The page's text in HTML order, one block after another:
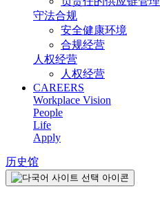
守法合规
安全健康环境
合规经营
人权经营
人权经营
CAREERS
Workplace Vision
People
Life
Apply
历史馆